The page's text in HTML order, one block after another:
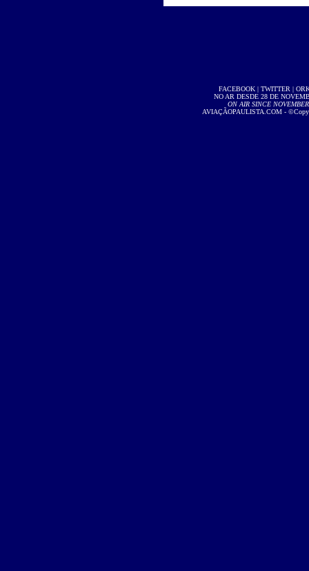
FACEBOOK| TWITTER |
NO AR DESDE 28 DE
ON AIR SINCE
AVIAÇÃOPAULISTA.COM -